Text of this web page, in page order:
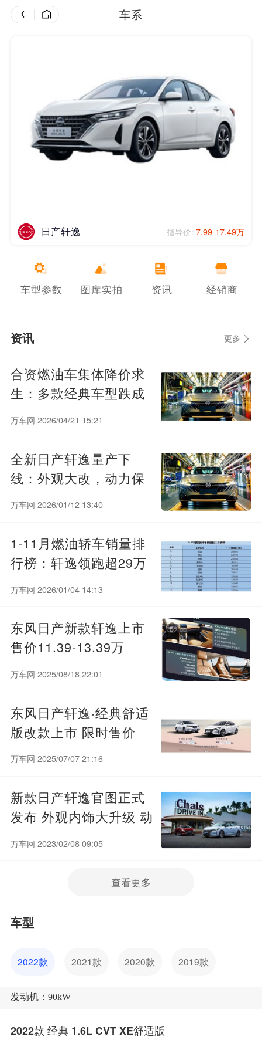
车系
日产轩逸 指导价: 7.99-17.49万
车型参数 图库实拍 资讯 经销商
资讯 更多
合资燃油车集体降价求
生：多款经典车型跌成
白菜价
万车网 2026/04/21 15:21
全新日产轩逸量产下
线：外观大改，动力保
持不变
万车网 2026/01/12 13:40
1-11月燃油轿车销量排
行榜：轩逸领跑超29万
辆，18款车型销量破10
万车网 2026/01/04 14:13
东风日产新款轩逸上市
售价11.39-13.39万
万车网 2025/08/18 22:01
东风日产轩逸·经典舒适
版改款上市 限时售价
6.68万起
万车网 2025/07/07 21:16
新款日产轩逸官图正式
发布 外观内饰大升级 动
力不变
万车网 2023/02/08 09:05
查看更多
车型
2022款 2021款 2020款 2019款
发动机：90kW
2022款 经典 1.6L CVT XE舒适版